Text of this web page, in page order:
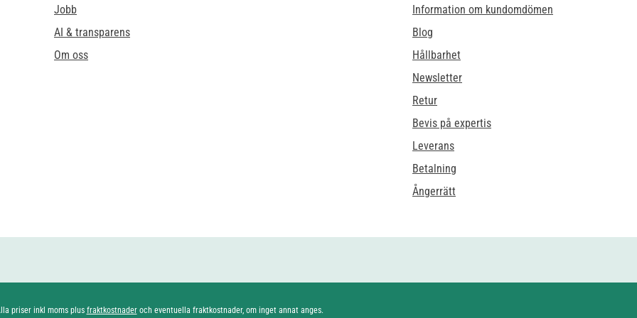
Jobb
AI & transparens
Om oss
Information om kundomdömen
Blog
Hållbarhet
Newsletter
Retur
Bevis på expertis
Leverans
Betalning
Ångerrätt
priser inkl moms plus fraktkostnaderoch eventuella fraktkostnader, om inget annat anges.